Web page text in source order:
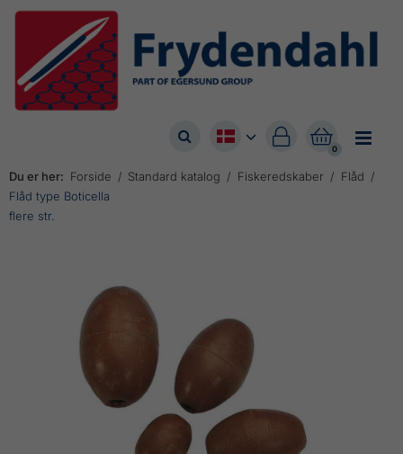


0

Du er her: Forside Standard katalog Fiskeredskaber
Flåd
Flåd type Boticella
flere str.